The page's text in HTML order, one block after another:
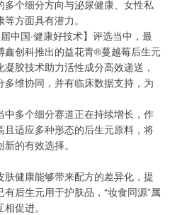
多个细分方向与泌尿健康、女性私
方面具有潜力。
中国·健康好技术】评选当中，最
鑫创科推出的益花青®蔓越莓后生元
胶技术助力活性成分高效递送，
维协同，并有临床数据支持，为
中多个细分赛道正在持续增长，作
且适应多种形态的后生元原料，将
的有效选择。
肤健康能够带来配方的差异化，提
后生元用于护肤品，“妆食同源”属
促进。